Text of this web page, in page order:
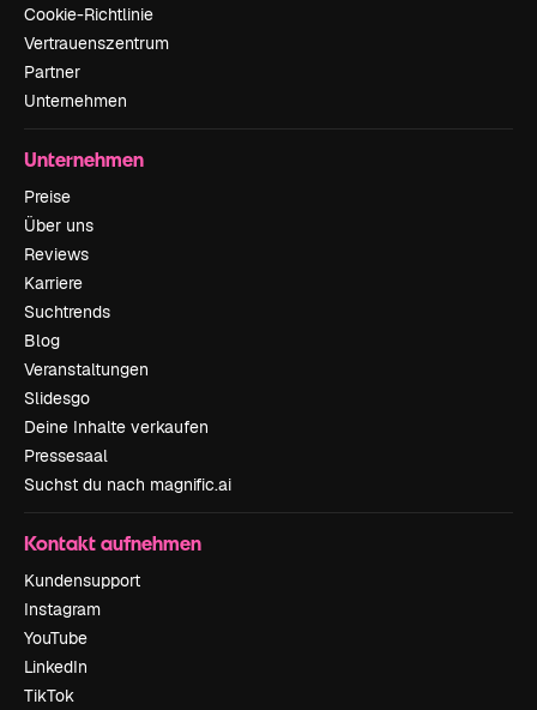
Cookie-Richtlinie
Vertrauenszentrum
Partner
Unternehmen
Unternehmen
Preise
Über uns
Reviews
Karriere
Suchtrends
Blog
Veranstaltungen
Slidesgo
Deine Inhalte verkaufen
Pressesaal
Suchst du nach magnific.ai
Kontakt aufnehmen
Kundensupport
Instagram
YouTube
LinkedIn
TikTok